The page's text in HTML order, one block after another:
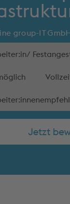
group-IT
Jetzt